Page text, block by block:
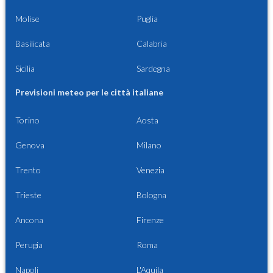
Molise Puglia
Basilicata Calabria
Sicilia Sardegna
Previsioni meteo per le città italiane
Torino Aosta
Genova Milano
Trento Venezia
Trieste Bologna
Ancona Firenze
Perugia Roma
Napoli L'Aquila